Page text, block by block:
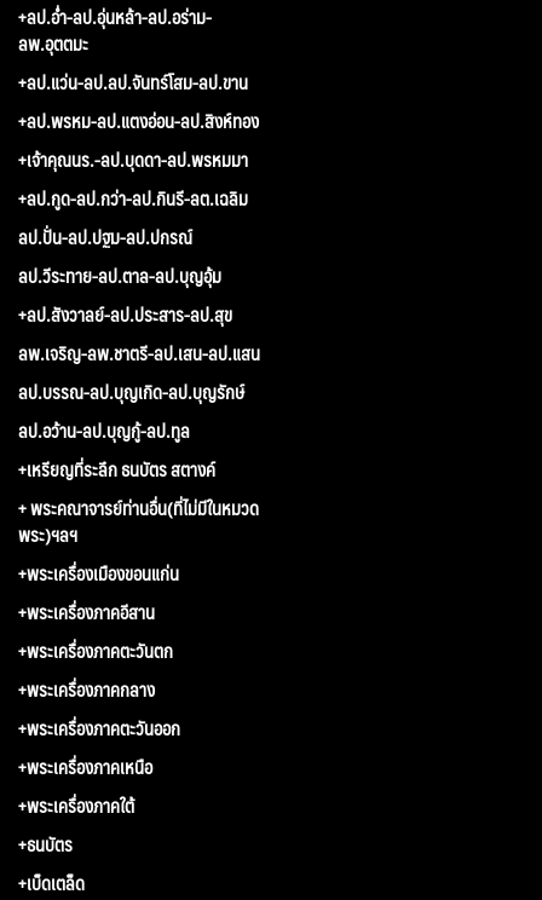
+ลป.อ่ำ-ลป.อุ่นหล้า-ลป.อร่าม-
ลพ.อุตตมะ
+ลป.แว่น-ลป.ลป.จันทร์โสม-ลป.ขาน
+ลป.พรหม-ลป.แตงอ่อน-ลป.สิงห์ทอง
+เจ้าคุณนร.-ลป.บุดดา-ลป.พรหมมา
+ลป.กูด-ลป.กว่า-ลป.กินรี-ลต.เฉลิม
ลป.ปั่น-ลป.ปฐม-ลป.ปกรณ์
ลป.วีระทาย-ลป.ตาล-ลป.บุญอุ้ม
+ลป.สังวาลย์-ลป.ประสาร-ลป.สุข
ลพ.เจริญ-ลพ.ชาตรี-ลป.เสน-ลป.แสน
ลป.บรรณ-ลป.บุญเกิด-ลป.บุญรักษ์
ลป.อว้าน-ลป.บุญกู้-ลป.ทูล
+เหรียญที่ระลึก ธนบัตร สตางค์
+ พระคณาจารย์ท่านอื่น(ที่ไม่มีในหมวด
พระ)ฯลฯ
+พระเครื่องเมืองขอนแก่น
+พระเครื่องภาคอีสาน
+พระเครื่องภาคตะวันตก
+พระเครื่องภาคกลาง
+พระเครื่องภาคตะวันออก
+พระเครื่องภาคเหนือ
+พระเครื่องภาคใต้
+ธนบัตร
+เบ็ดเตล็ด